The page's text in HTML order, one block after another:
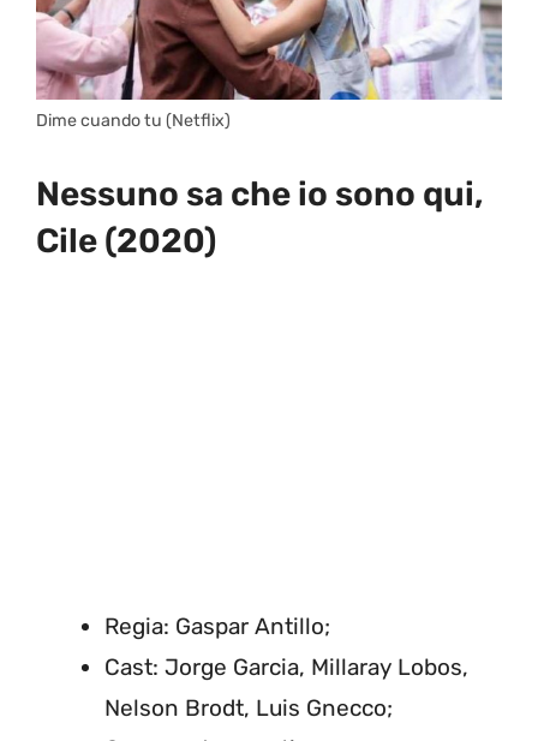
Dime cuando tu (Netflix)
Nessuno sa che io sono qui,
Cile (2020)
Regia: Gaspar Antillo;
Cast: Jorge Garcia, Millaray Lobos,
Nelson Brodt, Luis Gnecco;